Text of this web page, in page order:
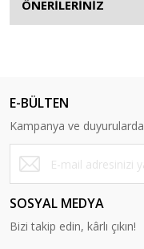
ÖNERİLERİNİZ
E-BÜLTEN
Kampanya ve
SOSYAL MEDYA
Bizi takip edin, kârlı çıkın!